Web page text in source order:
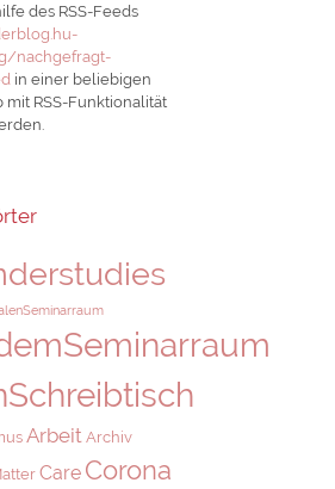
des RSS-Feeds
nachgefragt-
in einer beliebigen
mit RSS-Funktionalität
Arbeit Archiv
Care Corona